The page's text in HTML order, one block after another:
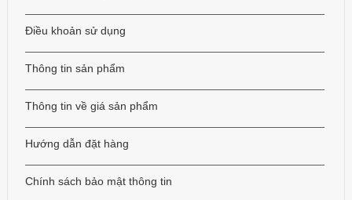
Điều khoản sử dụng
Thông tin sản phẩm
Thông tin về giá sản phẩm
Hướng dẫn đặt hàng
Chính sách bảo mật thông tin